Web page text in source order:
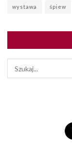
wystawa śpiew